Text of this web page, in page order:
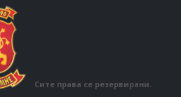
Сите права се резервирани.